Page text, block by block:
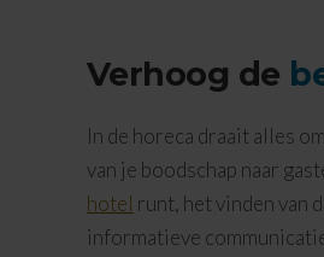
Verhoog de
In de horeca draait alles
van je boodschap naar
hotel runt, het vinden van
informatieve